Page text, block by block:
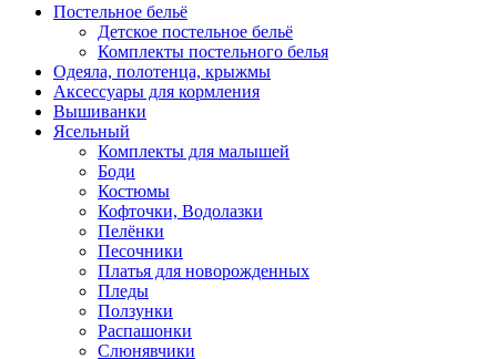
Постельное бельё
Детское постельное бельё
Комплекты постельного белья
Одеяла, полотенца, крыжмы
Аксессуары для кормления
Вышиванки
Ясельный
Комплекты для малышей
Боди
Костюмы
Кофточки, Водолазки
Пелёнки
Песочники
Платья для новорожденных
Пледы
Ползунки
Распашонки
Слюнявчики